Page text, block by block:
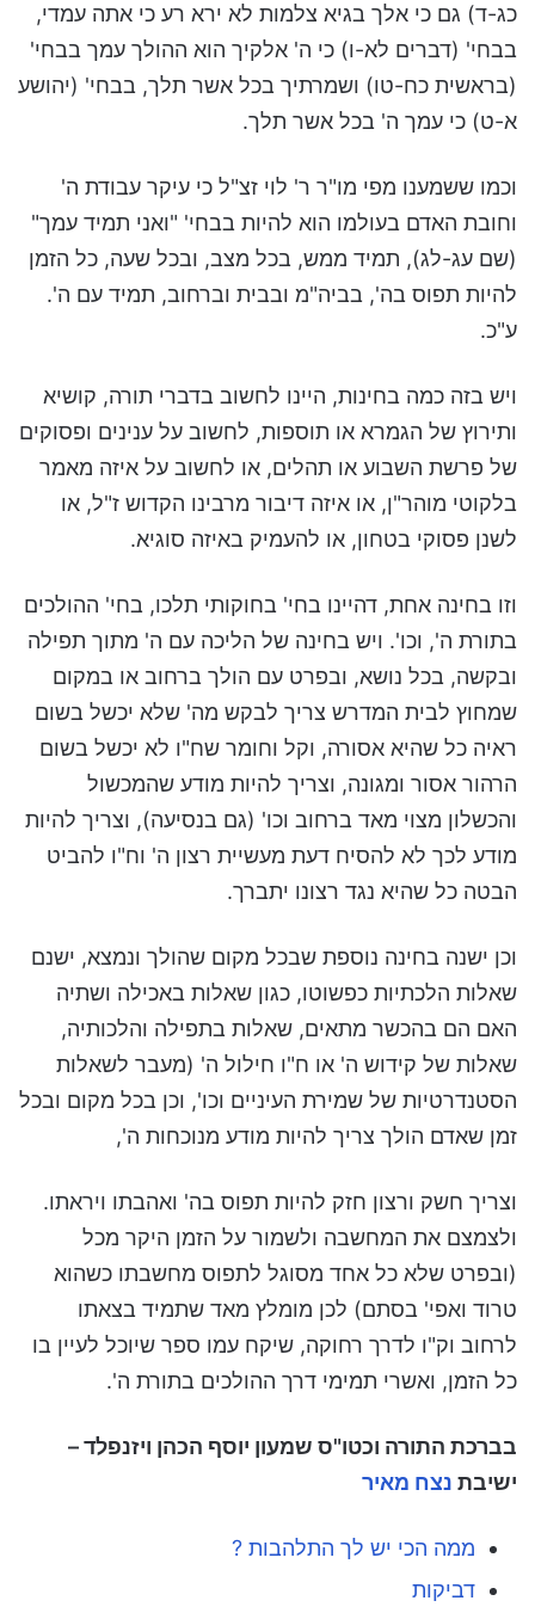
כג-ד) גם כי אלך בגיא צלמות לא ירא רע כי אתה עמדי,
בבחי' (דברים לא-ו) כי ה' אלקיך הוא ההולך עמך בבחי'
(בראשית כח-טו) ושמרתיך בכל אשר תלך, בבחי' (יהושע
א-ט) כי עמך ה' בכל אשר תלך.
וכמו ששמענו מפי מו"ר ר' לוי זצ"ל כי עיקר עבודת ה'
וחובת האדם בעולמו הוא להיות בבחי' "ואני תמיד עמך"
(שם עג-לג), תמיד ממש, בכל מצב, ובכל שעה, כל הזמן
להיות תפוס בה', בביה"מ ובבית וברחוב, תמיד עם ה'.
ע"כ.
ויש בזה כמה בחינות, היינו לחשוב בדברי תורה, קושיא
ותירוץ של הגמרא או תוספות, לחשוב על ענינים ופסוקים
של פרשת השבוע או תהלים, או לחשוב על איזה מאמר
בלקוטי מוהר"ן, או איזה דיבור מרבינו הקדוש ז"ל, או
לשנן פסוקי בטחון, או להעמיק באיזה סוגיא.
וזו בחינה אחת, דהיינו בחי' בחוקותי תלכו, בחי' ההולכים
בתורת ה', וכו'. ויש בחינה של הליכה עם ה' מתוך תפילה
ובקשה, בכל נושא, ובפרט עם הולך ברחוב או במקום
שמחוץ לבית המדרש צריך לבקש מה' שלא יכשל בשום
ראיה כל שהיא אסורה, וקל וחומר שח"ו לא יכשל בשום
הרהור אסור ומגונה, וצריך להיות מודע שהמכשול
והכשלון מצוי מאד ברחוב וכו' (גם בנסיעה), וצריך להיות
מודע לכך לא להסיח דעת מעשיית רצון ה' וח"ו להביט
הבטה כל שהיא נגד רצונו יתברך.
וכן ישנה בחינה נוספת שבכל מקום שהולך ונמצא, ישנם
שאלות הלכתיות כפשוטו, כגון שאלות באכילה ושתיה
האם הם בהכשר מתאים, שאלות בתפילה והלכותיה,
שאלות של קידוש ה' או ח"ו חילול ה' (מעבר לשאלות
הסטנדרטיות של שמירת העיניים וכו', וכן בכל מקום ובכל
זמן שאדם הולך צריך להיות מודע מנוכחות ה',
וצריך חשק ורצון חזק להיות תפוס בה' ואהבתו ויראתו.
ולצמצם את המחשבה ולשמור על הזמן היקר מכל
(ובפרט שלא כל אחד מסוגל לתפוס מחשבתו כשהוא
טרוד ואפי' בסתם) לכן מומלץ מאד שתמיד בצאתו
לרחוב וק"ו לדרך רחוקה, שיקח עמו ספר שיוכל לעיין בו
כל הזמן, ואשרי תמימי דרך ההולכים בתורת ה'.
בברכת התורה וכטו"ס שמעון יוסף הכהן ויזנפלד –
ישיבת נצח מאיר
ממה הכי יש לך התלהבות ?
דביקות